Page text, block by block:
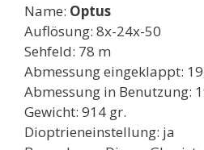
Name: Optus
Auflösung: 8x-24x-50
Sehfeld: 78 m
Abmessung eingeklappt:
Abmessung in Benutzung:
Gewicht: 914 gr.
Dioptrieneinstellung: ja